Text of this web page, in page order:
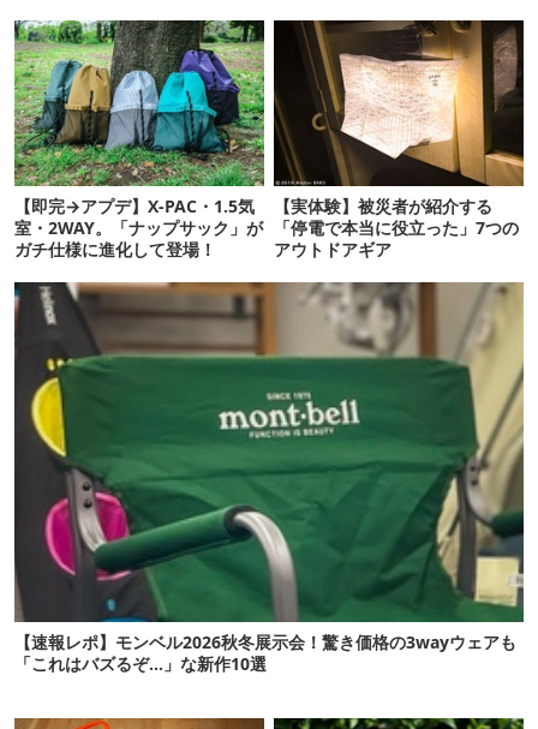
【即完→アプデ】X-PAC・1.5気
室・2WAY。「ナップサック」が
ガチ仕様に進化して登場！
【実体験】被災者が紹介する
「停電で本当に役立った」7つの
アウトドアギア
【速報レポ】モンベル2026秋冬展示会！驚き価格の3wayウェアも
「これはバズるぞ…」な新作10選